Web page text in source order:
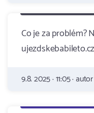
Co je za problém?
ujezdskebabileto.cz
9.8. 2025 · 11:05 · autor